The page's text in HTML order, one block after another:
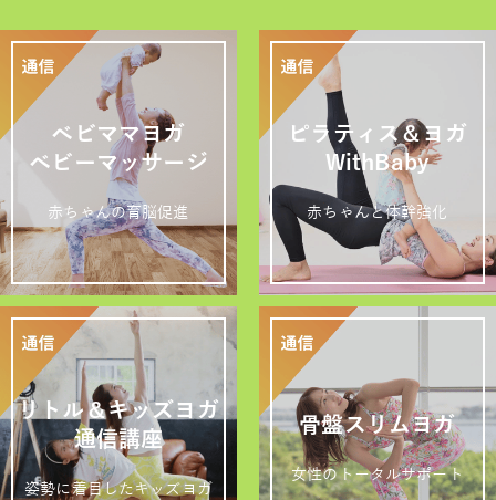
ベビママヨガ
ベビーマッサージ
赤ちゃんの育脳促進
ピラティス＆ヨガ
WithBaby
赤ちゃんと体幹強化
リトル＆キッズヨガ
通信講座
姿勢に着目したキッズヨガ
骨盤スリムヨガ
女性のトータルサポート